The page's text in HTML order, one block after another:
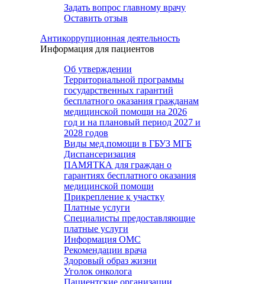
Задать вопрос главному врачу
Оставить отзыв
Антикоррупционная деятельность
Информация для пациентов
Об утверждении
Территориальной программы
государственных гарантий
бесплатного оказания гражданам
медицинской помощи на 2026
год и на плановый период 2027 и
2028 годов
Виды мед.помощи в ГБУЗ МГБ
Диспансеризация
ПАМЯТКА для граждан о
гарантиях бесплатного оказания
медицинской помощи
Прикрепление к участку
Платные услуги
Специалисты предоставляющие
платные услуги
Информация ОМС
Рекомендации врача
Здоровый образ жизни
Уголок онколога
Пациентские организации